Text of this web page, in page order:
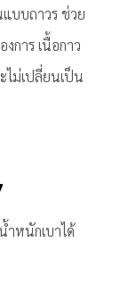
บบถาวร ช่วย
การ เนื้อกาว
ไม่เปลี่ยนเป็น
ำหนักเบาได้